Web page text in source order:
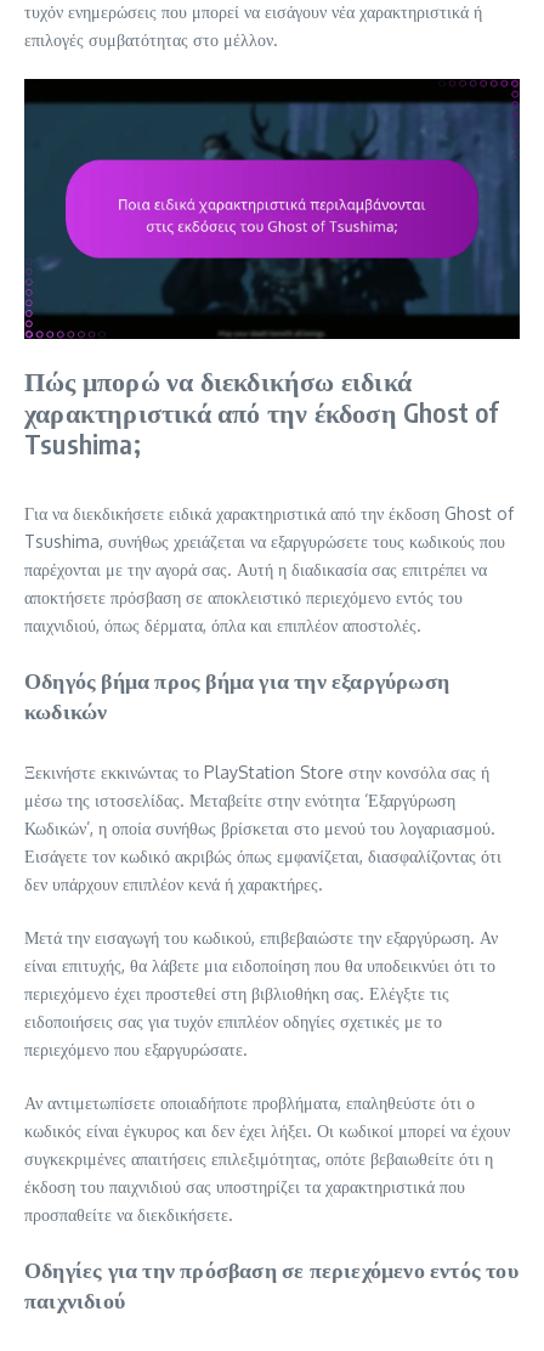
τυχόν ενημερώσεις που μπορεί να εισάγουν νέα χαρακτηριστικά ή
επιλογές συμβατότητας στο μέλλον.
Πώς μπορώ να διεκδικήσω ειδικά
χαρακτηριστικά από την έκδοση Ghost of
Tsushima;
Για να διεκδικήσετε ειδικά χαρακτηριστικά από την έκδοση Ghost of
Tsushima, συνήθως χρειάζεται να εξαργυρώσετε τους κωδικούς που
παρέχονται με την αγορά σας. Αυτή η διαδικασία σας επιτρέπει να
αποκτήσετε πρόσβαση σε αποκλειστικό περιεχόμενο εντός του
παιχνιδιού, όπως δέρματα, όπλα και επιπλέον αποστολές.
Οδηγός βήμα προς βήμα για την εξαργύρωση
κωδικών
Ξεκινήστε εκκινώντας το PlayStation Store στην κονσόλα σας ή
μέσω της ιστοσελίδας. Μεταβείτε στην ενότητα ‘Εξαργύρωση
Κωδικών’, η οποία συνήθως βρίσκεται στο μενού του λογαριασμού.
Εισάγετε τον κωδικό ακριβώς όπως εμφανίζεται, διασφαλίζοντας ότι
δεν υπάρχουν επιπλέον κενά ή χαρακτήρες.
Μετά την εισαγωγή του κωδικού, επιβεβαιώστε την εξαργύρωση. Αν
είναι επιτυχής, θα λάβετε μια ειδοποίηση που θα υποδεικνύει ότι το
περιεχόμενο έχει προστεθεί στη βιβλιοθήκη σας. Ελέγξτε τις
ειδοποιήσεις σας για τυχόν επιπλέον οδηγίες σχετικές με το
περιεχόμενο που εξαργυρώσατε.
Αν αντιμετωπίσετε οποιαδήποτε προβλήματα, επαληθεύστε ότι ο
κωδικός είναι έγκυρος και δεν έχει λήξει. Οι κωδικοί μπορεί να έχουν
συγκεκριμένες απαιτήσεις επιλεξιμότητας, οπότε βεβαιωθείτε ότι η
έκδοση του παιχνιδιού σας υποστηρίζει τα χαρακτηριστικά που
προσπαθείτε να διεκδικήσετε.
Οδηγίες για την πρόσβαση σε περιεχόμενο εντός του
παιχνιδιού